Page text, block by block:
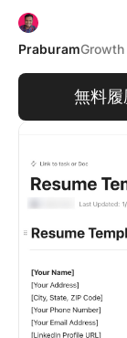
Praburam
無料履